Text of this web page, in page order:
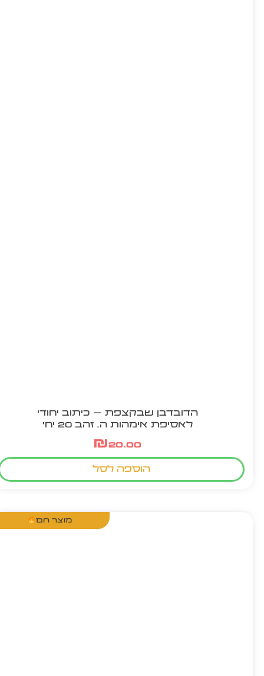
הדובדבן שבקצפת – כיתוב יחודי
לאסיפת אימהות ה. זהב 20 יח'
₪20.00
הוספה לסל
מוצר חם